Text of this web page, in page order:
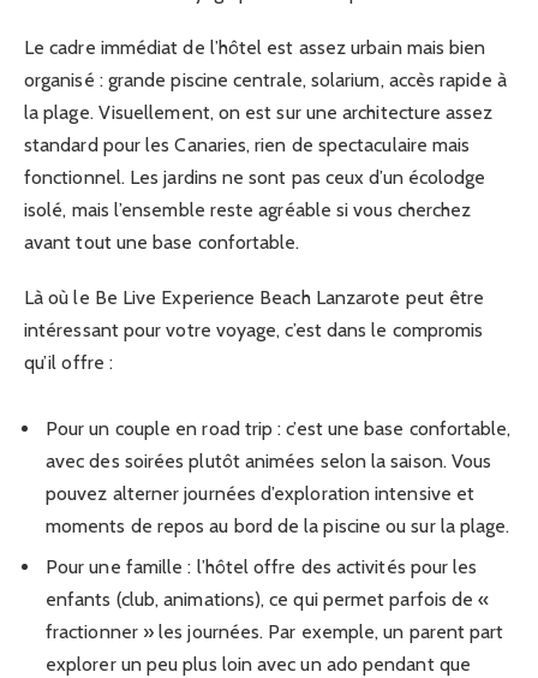
Le cadre immédiat de l’hôtel est assez urbain mais bien
organisé : grande piscine centrale, solarium, accès rapide à
la plage. Visuellement, on est sur une architecture assez
standard pour les Canaries, rien de spectaculaire mais
fonctionnel. Les jardins ne sont pas ceux d’un écolodge
isolé, mais l’ensemble reste agréable si vous cherchez
avant tout une base confortable.
Là où le Be Live Experience Beach Lanzarote peut être
intéressant pour votre voyage, c’est dans le compromis
qu’il offre :
Pour un couple en road trip : c’est une base confortable,
avec des soirées plutôt animées selon la saison. Vous
pouvez alterner journées d’exploration intensive et
moments de repos au bord de la piscine ou sur la plage.
Pour une famille : l’hôtel offre des activités pour les
enfants (club, animations), ce qui permet parfois de «
fractionner » les journées. Par exemple, un parent part
explorer un peu plus loin avec un ado pendant que